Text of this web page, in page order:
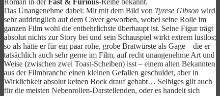
Roman in derFast & Furious-Reihe bekannt.
Das Unangenehme dabei: Mit mit dem Bild von Tyrese Gibson wird
sehr aufdringlich auf dem Cover geworben, wobei seine Rolle im
ganzen Film wohl die entbehrlichste überhaupt ist. Seine Figur trägt
absolut nichts zur Story bei und sein Schauspiel wirkt extrem lustlos;
so als hätte er für ein paar rohe, grobe Bratwürste als Gage – die er
tatsächlich auch sehr gerne im Film, auf recht unangenehme Art und
Weise (zwischen zwei Toast-Scheiben) isst – einem alten Bekannten
aus der Filmbranche einen kleinen Gefallen geschuldet, aber in
Wirklichkeit absolut keinen Bock drauf gehabt… Selbiges gilt auch
für die meisten Nebenrollen-Darstellenden, oder es handelt sich